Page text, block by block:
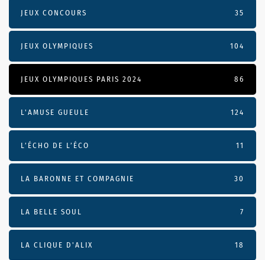
JEUX CONCOURS 35
JEUX OLYMPIQUES 104
JEUX OLYMPIQUES PARIS 2024 86
L'AMUSE GUEULE 124
L’ÉCHO DE L’ÉCO 11
LA BARONNE ET COMPAGNIE 30
LA BELLE SOUL 7
LA CLIQUE D'ALIX 18